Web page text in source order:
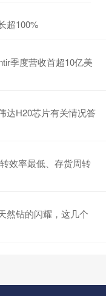
超100%
季度营收首超10亿美
达H20芯片有关情况答
效率最低、存货周转
然钻的闪耀，这几个